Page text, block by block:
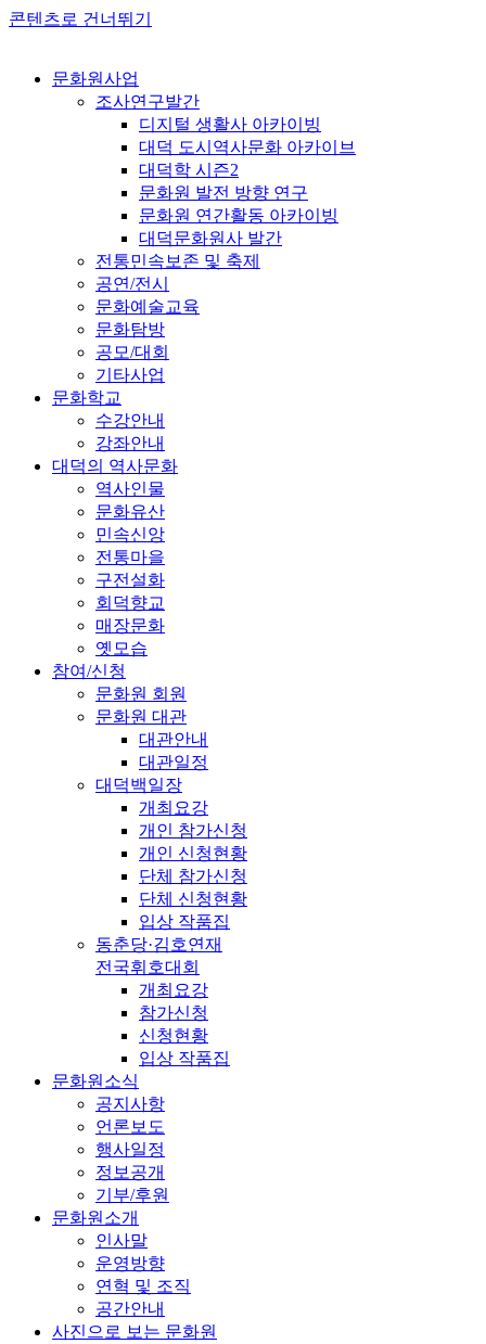
콘텐츠로 건너뛰기
문화원사업
조사연구발간
디지털 생활사 아카이빙
대덕 도시역사문화 아카이브
대덕학 시즌2
문화원 발전 방향 연구
문화원 연간활동 아카이빙
대덕문화원사 발간
전통민속보존 및 축제
공연/전시
문화예술교육
문화탐방
공모/대회
기타사업
문화학교
수강안내
강좌안내
대덕의 역사문화
역사인물
문화유산
민속신앙
전통마을
구전설화
회덕향교
매장문화
옛모습
참여/신청
문화원 회원
문화원 대관
대관안내
대관일정
대덕백일장
개최요강
개인 참가신청
개인 신청현황
단체 참가신청
단체 신청현황
입상 작품집
동춘당·김호연재
전국휘호대회
개최요강
참가신청
신청현황
입상 작품집
문화원소식
공지사항
언론보도
행사일정
정보공개
기부/후원
문화원소개
인사말
운영방향
연혁 및 조직
공간안내
사진으로 보는 문화원